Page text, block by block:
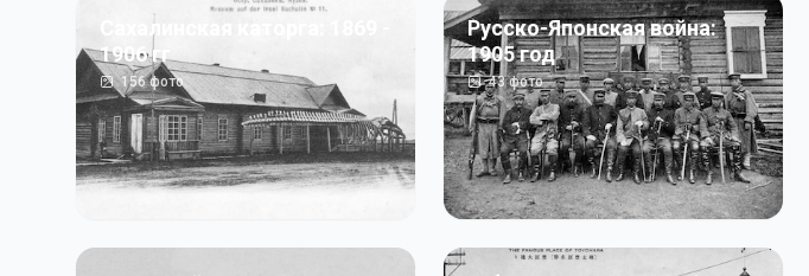
Сахалинская каторга: 1869 -
1906 гг
156фото
Русско-Японская война:
1905 год
43фото